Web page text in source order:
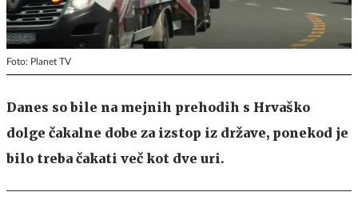
Foto: Planet TV
Danes so bile na mejnih prehodih s Hrvaško
dolge čakalne dobe za izstop iz države, ponekod je
bilo treba čakati več kot dve uri.